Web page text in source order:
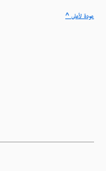
^ عودة لأعلى